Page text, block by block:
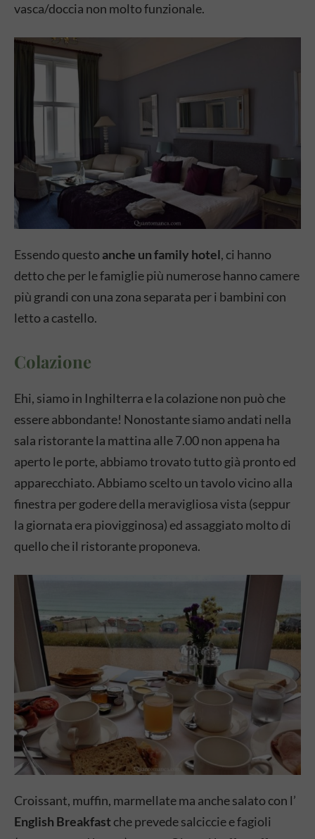
vasca/doccia non molto funzionale.
Essendo questo anche un family hotel, ci hanno
detto che per le famiglie più numerose hanno camere
più grandi con una zona separata per i bambini con
letto a castello.
Colazione
Ehi, siamo in Inghilterra e la colazione non può che
essere abbondante! Nonostante siamo andati nella
sala ristorante la mattina alle 7.00 non appena ha
aperto le porte, abbiamo trovato tutto già pronto ed
apparecchiato. Abbiamo scelto un tavolo vicino alla
finestra per godere della meravigliosa vista (seppur
la giornata era piovigginosa) ed assaggiato molto di
quello che il ristorante proponeva.
Croissant, muffin, marmellate ma anche salato con l’
English Breakfastche prevede salciccie e fagioli